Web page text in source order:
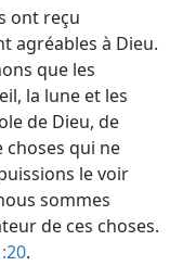
ont reçu
agréables à Dieu.
que les
la lune et les
de Dieu, de
choses qui ne
le voir
sommes
de ces choses.
.